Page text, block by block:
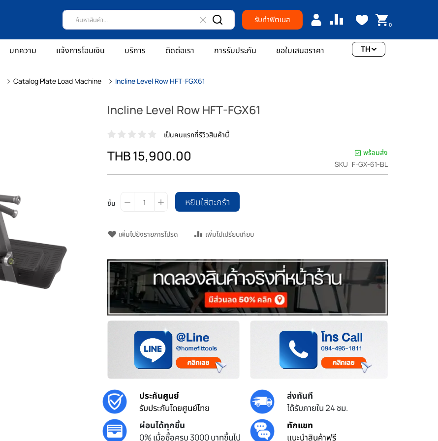
รับทำฟิตเนส 0
บทความ แจ้งการโอนเงิน บริการ ติดต่อเรา การรับประกัน ขอใบเสนอราคา TH
Catalog Plate Load Machine Incline Level Row HFT-FGX61
Incline Level Row HFT-FGX61
เป็นคนแรกที่รีวิวสินค้านี้
THB 15,900.00
พร้อมส่ง
SKU F-GX-61-BL
ชิ้น หยิบใส่ตะกร้า
เพิ่มไปยังรายการโปรด เพิ่มไปเปรียบเทียบ
ประกันศูนย์
รับประกันโดยศูนย์ไทย
ส่งทันที
ได้รับภายใน 24 ชม.
ผ่อนได้ทุกชิ้น
0% เมื่อซื้อครบ 3000 บาทขึ้นไป
ทักแชท
แนะนำสินค้าฟรี